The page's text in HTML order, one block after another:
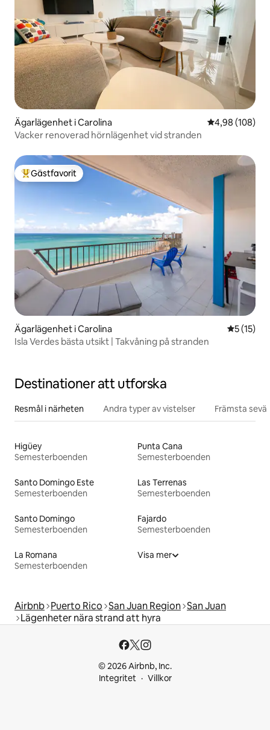
Ägarlägenhet i Carolina 4,98 av 5 i
4,98 (108)
Vacker renoverad hörnlägenhet vid stranden
Populär gästfavorit
Gästfavorit
Ägarlägenhet i Carolina 5 av 5 i
5 (15)
Isla Verdes bästa utsikt | Takvåning på stranden
Destinationer att utforska
Resmål i närheten Andra typer av vistelser Främsta
Higüey
Semesterboenden
Punta Cana
Semesterboenden
Santo Domingo Este
Semesterboenden
Las Terrenas
Semesterboenden
Santo Domingo
Semesterboenden
Fajardo
Semesterboenden
La Romana
Semesterboenden
Visa mer
Airbnb Puerto Rico San Juan Region San Juan
Lägenheter nära strand att hyra
© 2026 Airbnb, Inc.
Integritet
Villkor